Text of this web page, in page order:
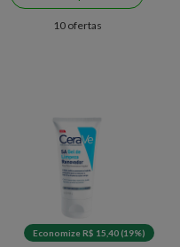
10 ofertas
Economize R$ 15,40 (19%)